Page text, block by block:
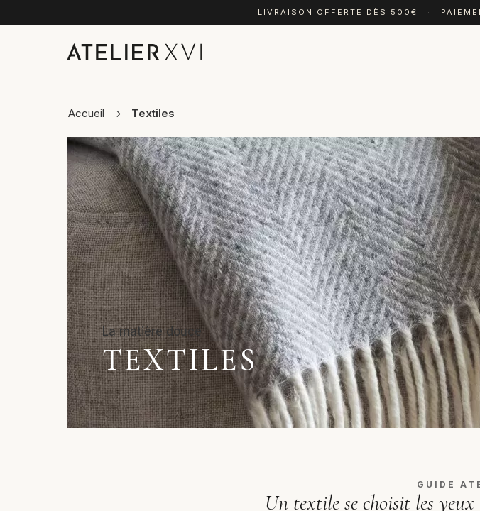
LIVRAISON OFFERTE DÈS 500€ ·
Accueil Textiles
TEXTILES
GUIDE
Un textile se choisit les